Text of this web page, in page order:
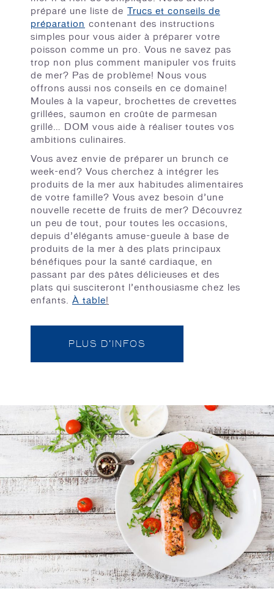
préparé une liste de Trucs et conseils de
préparation contenant des instructions
simples pour vous aider à préparer votre
poisson comme un pro. Vous ne savez pas
trop non plus comment manipuler vos fruits
de mer? Pas de problème! Nous vous
offrons aussi nos conseils en ce domaine!
Moules à la vapeur, brochettes de crevettes
grillées, saumon en croûte de parmesan
grillé… DOM vous aide à réaliser toutes vos
ambitions culinaires.
Vous avez envie de préparer un brunch ce
week-end? Vous cherchez à intégrer les
produits de la mer aux habitudes alimentaires
de votre famille? Vous avez besoin d’une
nouvelle recette de fruits de mer? Découvrez
un peu de tout, pour toutes les occasions,
depuis d’élégants amuse-gueule à base de
produits de la mer à des plats principaux
bénéfiques pour la santé cardiaque, en
passant par des pâtes délicieuses et des
plats qui susciteront l’enthousiasme chez les
enfants. À table!
PLUS D’INFOS